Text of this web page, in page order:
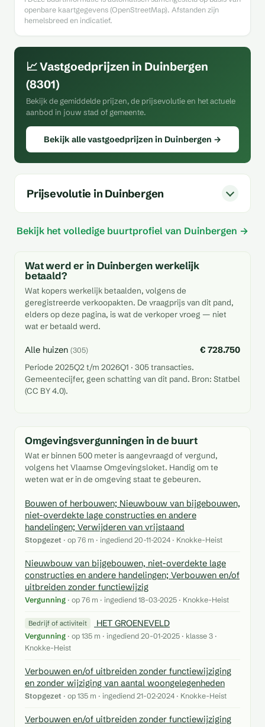
openbare kaartgegevens (OpenStreetMap). Afstanden zijn
hemelsbreed en indicatief.
📈 Vastgoedprijzen in Duinbergen
(8301)
Bekijk de gemiddelde prijzen, de prijsevolutie en het actuele
aanbod in jouw stad of gemeente.
Bekijk alle vastgoedprijzen in Duinbergen →
Prijsevolutie in Duinbergen
Bekijk het volledige buurtprofiel van Duinbergen →
Wat werd er in Duinbergen werkelijk
betaald?
Wat kopers werkelijk betaalden, volgens de
geregistreerde verkoopakten. De vraagprijs van dit pand,
elders op deze pagina, is wat de verkoper vroeg — niet
wat er betaald werd.
Alle huizen (305) € 728.750
Periode 2025Q2 t/m 2026Q1 · 305 transacties.
Gemeentecijfer, geen schatting van dit pand. Bron: Statbel
(CC BY 4.0).
Omgevingsvergunningen in de buurt
Wat er binnen 500 meter is aangevraagd of vergund,
volgens het Vlaamse Omgevingsloket. Handig om te
weten wat er in de omgeving staat te gebeuren.
Bouwen of herbouwen; Nieuwbouw van bijgebouwen,
niet-overdekte lage constructies en andere
handelingen; Verwijderen van vrijstaand
Stopgezet · op 76 m · ingediend 20-11-2024 · Knokke-Heist
Nieuwbouw van bijgebouwen, niet-overdekte lage
constructies en andere handelingen; Verbouwen en/of
uitbreiden zonder functiewijzig
Vergunning · op 76 m · ingediend 18-03-2025 · Knokke-Heist
Bedrijf of activiteit HET GROENEVELD
Vergunning · op 135 m · ingediend 20-01-2025 · klasse 3 ·
Knokke-Heist
Verbouwen en/of uitbreiden zonder functiewijziging
en zonder wijziging van aantal woongelegenheden
Stopgezet · op 135 m · ingediend 21-02-2024 · Knokke-Heist
Verbouwen en/of uitbreiden zonder functiewijziging